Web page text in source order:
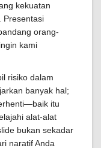
kekuatan
Presentasi
orang-
kami
risiko dalam
banyak hal;
itu
alat-alat
bukan sekadar
naratif Anda